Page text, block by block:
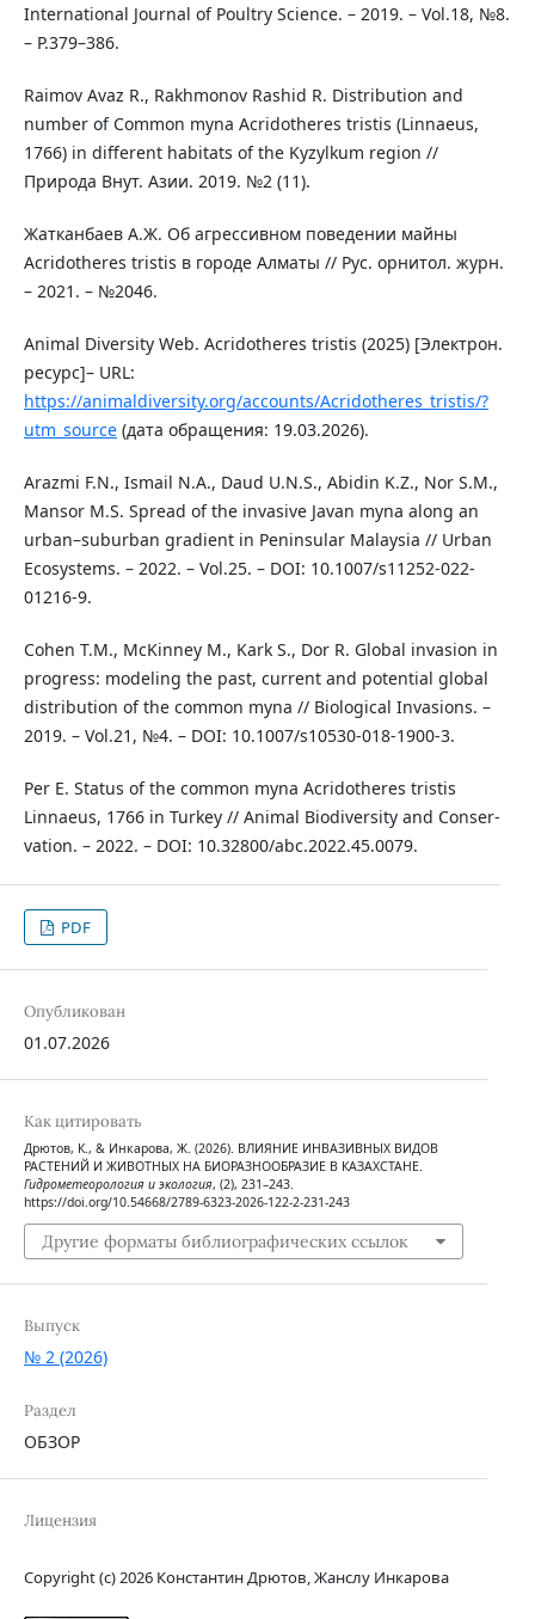
International Journal of Poultry Science. – 2019. – Vol.18, №8.
– P.379–386.
Raimov Avaz R., Rakhmonov Rashid R. Distribution and
number of Common myna Acridotheres tristis (Linnaeus,
1766) in different habitats of the Kyzylkum region //
Природа Внут. Азии. 2019. №2 (11).
Жатканбаев А.Ж. Об агрессивном поведении майны
Acridotheres tristis в городе Алматы // Рус. орнитол. журн.
– 2021. – №2046.
Animal Diversity Web. Acridotheres tristis (2025) [Электрон.
ресурс]– URL:
https://animaldiversity.org/accounts/Acridotheres_tristis/?
utm_source(дата обращения: 19.03.2026).
Arazmi F.N., Ismail N.A., Daud U.N.S., Abidin K.Z., Nor S.M.,
Mansor M.S. Spread of the invasive Javan myna along an
urban–suburban gradient in Peninsular Malaysia // Urban
Ecosystems. – 2022. – Vol.25. – DOI: 10.1007/s11252-022-
01216-9.
Cohen T.M., McKinney M., Kark S., Dor R. Global invasion in
progress: modeling the past, current and potential global
distribution of the common myna // Biological Invasions. –
2019. – Vol.21, №4. – DOI: 10.1007/s10530-018-1900-3.
Per E. Status of the common myna Acridotheres tristis
Linnaeus, 1766 in Turkey // Animal Biodiversity and Conser-
vation. – 2022. – DOI: 10.32800/abc.2022.45.0079.
PDF
Опубликован
01.07.2026
Как цитировать
Дрютов, К., & Инкарова, Ж. (2026). ВЛИЯНИЕ ИНВАЗИВНЫХ ВИДОВ
РАСТЕНИЙ И ЖИВОТНЫХ НА БИОРАЗНООБРАЗИЕ В КАЗАХСТАНЕ.
Гидрометеорология и экология, (2), 231–243.
https://doi.org/10.54668/2789-6323-2026-122-2-231-243
Другие форматы библиографических ссылок
Выпуск
№ 2 (2026)
Раздел
ОБЗОР
Лицензия
Copyright (c) 2026 Константин Дрютов, Жанслу Инкарова